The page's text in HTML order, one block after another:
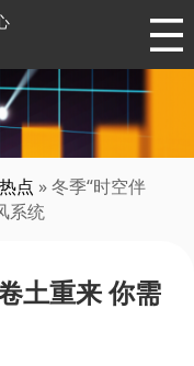
点 » 冬季“时空伴
系统
土重来 你需